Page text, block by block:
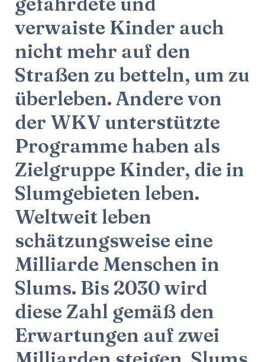
verwaiste Kinder auch
nicht mehr auf den
Straßen zu betteln, um zu
überleben. Andere von
der WKV unterstützte
Programme haben als
Zielgruppe Kinder, die in
Slumgebieten leben.
Weltweit leben
schätzungsweise eine
Milliarde Menschen in
Slums. Bis 2030 wird
diese Zahl gemäß den
Erwartungen auf zwei